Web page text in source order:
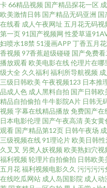
性爱视频网站污 国产一级不卡视频
艹黑丝 五月瑟瑟在线影院 bt种子磁
91社区在线观看 国产又粗又黄又
国产中老 日韩久久AV网站 最新电影
网站免费在线观看 中文在线新版 99
中 久久精品视频32 婷婷五五六月丁
堂在线观看 99精品热在 激情网站网
线视频精品视频 日韩欧美A片 综合
卡66精品视频 国产精品探花一区
欧美激情日韩 国产精品无码亚洲 国
在线看 成人午夜网址 五月花无码视
第一页91国产视频网 性爱草逼
妇喷水18禁 51漫画APP 丁香五月
香视频 97香蕉超级碰碰 国产免费看
播放观看 欧美电影在线伦理片在哪
级大全 久久福利 福利所导航视频
三级日韩欧美 午夜视频123 日本推
品成人色 成人黑料自拍 国产日韩欧
精品自拍偷拍 牛牛影院A片 日韩无
视频 字幕在线精品播放 免费国产在
日本电影伦理 国产午夜高清 美女黄
观看 国产精品第12页 日韩午夜场
三级视频在线91理论片 欧美日韩
久叉叉 另类人妖视频 欧美熟妇穴视
福利视频 轮理片自拍偷拍 日韩欧美
五月花福利视频电影久久 污污污污
在线吃瓜网站 成人岛国影院 成人动